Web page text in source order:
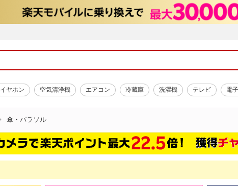
イヤホン 空気清浄機 エアコン 冷蔵庫 洗濯機 テレビ 電
傘・パラソル